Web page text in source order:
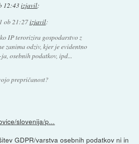
12:43izjavil:
ob 21:27izjavil:
IP terorizira gospodarstvo z
zanima odziv, kjer je evidentno
osebnih podatkov, ipd...
prepričanost?
slovenija/p...
GDPR/varstva osebnih podatkov ni in